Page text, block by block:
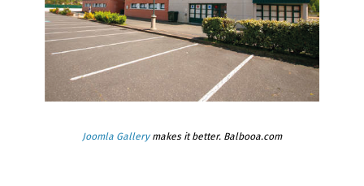
Joomla Gallerymakes it better. Balbooa.com